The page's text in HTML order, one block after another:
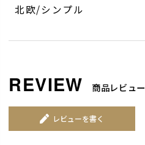
北欧/シンプル
商品レビュー
レビューを書く